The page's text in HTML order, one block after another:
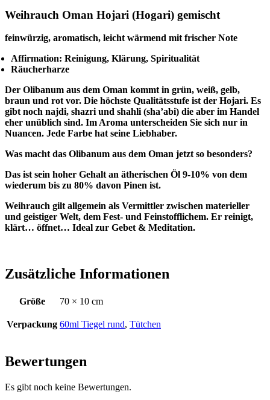
Weihrauch Oman Hojari (Hogari) gemischt
feinwürzig, aromatisch, leicht wärmend mit frischer Note
Affirmation: Reinigung, Klärung, Spiritualität
Räucherharze
Der Olibanum aus dem Oman kommt in grün, weiß, gelb,
braun und rot vor. Die höchste Qualitätsstufe ist der Hojari. Es
gibt noch najdi, shazri und shahli (sha’abi) die aber im Handel
eher unüblich sind. Im Aroma unterscheiden Sie sich nur in
Nuancen. Jede Farbe hat seine Liebhaber.
Was macht das Olibanum aus dem Oman jetzt so besonders?
Das ist sein hoher Gehalt an ätherischen Öl 9-10% von dem
wiederum bis zu 80% davon Pinen ist.
Weihrauch gilt allgemein als Vermittler zwischen materieller
und geistiger Welt, dem Fest- und Feinstofflichem. Er reinigt,
klärt… öffnet… Ideal zur Gebet & Meditation.
Zusätzliche Informationen
Größe 70 × 10 cm
Verpackung 60ml Tiegel rund, Tütchen
Bewertungen
Es gibt noch keine Bewertungen.